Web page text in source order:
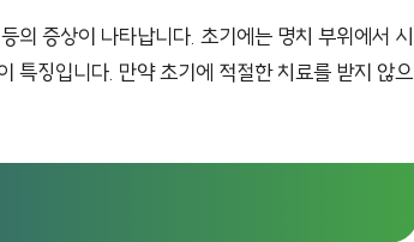
등의 증상이 나타납니다. 초기에는 명치 부위에서 시
특징입니다. 만약 초기에 적절한 치료를 받지 않으